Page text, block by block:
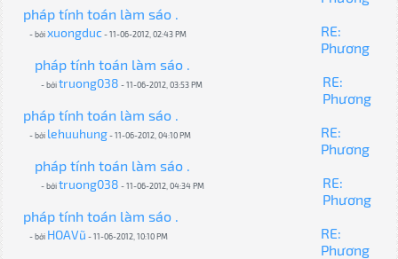
pháp tính toán làm sáo .
- bởixuongduc- 11-06-2012, 02:43 PM
RE:
Phương
pháp tính toán làm sáo .
- bởitruong038 - 11-06-2012, 03:53 PM
RE:
Phương
pháp tính toán làm sáo .
- bởi lehuuhung- 11-06-2012, 04:10 PM
RE:
Phương
pháp tính toán làm sáo .
- bởitruong038 - 11-06-2012, 04:34 PM
RE:
Phương
pháp tính toán làm sáo .
- bởi HOAVũ - 11-06-2012, 10:10 PM
RE:
Phương